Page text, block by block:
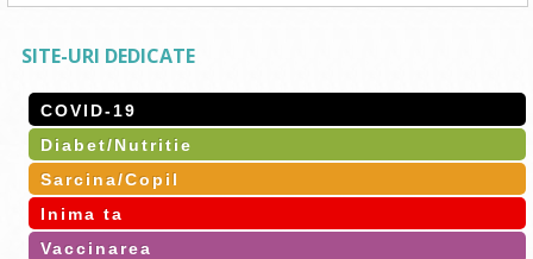
SITE-URI DEDICATE
COVID-19
Diabet/Nutritie
Sarcina/Copil
Inima ta
Vaccinarea